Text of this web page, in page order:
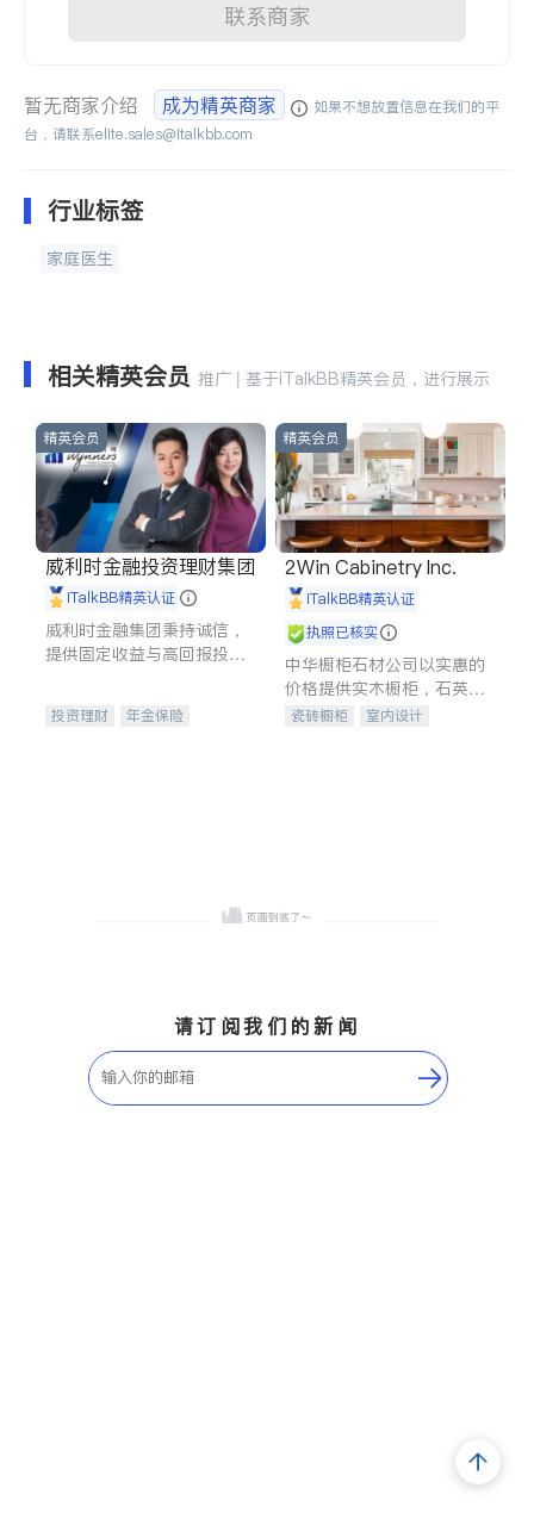
联系商家
暂无商家介绍 成为精英商家
如果不想放置信息在我们的平
台，请联系elite.sales@italkbb.com
行业标签
家庭医生
相关精英会员 推广 | 基于iTalkBB精英会员，进行展示
精英会员
威利时金融投资理财集团
iTalkBB精英认证
威利时金融集团秉持诚信，
提供固定收益与高回报投资
合，助力客户实现目标
投资理财
年金保险
精英会员
2Win Cabinetry Inc.
iTalkBB精英认证
执照已核实
中华橱柜石材公司以实惠的
价格提供实木橱柜，石英石
台面，多种优质不锈钢水
瓷砖橱柜
室内设计
请订阅我们的新闻